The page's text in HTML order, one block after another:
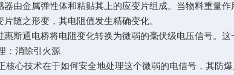
金属弹性体和粘贴其上的应变片组成。当物料重量作
之形变，其电阻值发生精确变化。
通电桥将电阻变化转换为微弱的毫伏级电压信号。这
消除引火源
心技术在于如何安全地处理这个微弱的电信号，其防爆